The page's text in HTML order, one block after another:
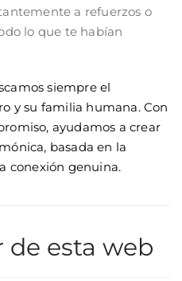
a refuerzos o
lo que te habían
siempre el
y su familia humana. Con
ayudamos a crear
basada en la
conexión genuina.
de esta web